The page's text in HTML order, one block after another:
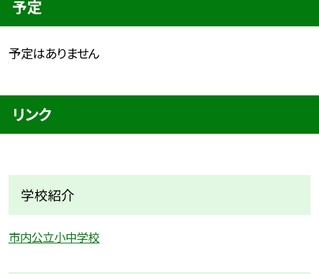
予定
予定はありません
リンク
学校紹介
市内公立小中学校